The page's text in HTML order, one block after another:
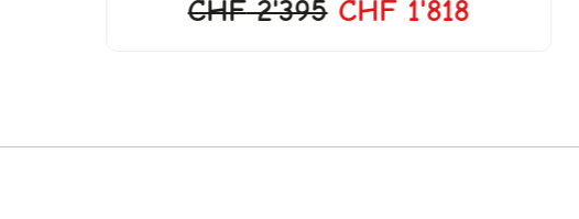
CHF2'395 CHF1'818